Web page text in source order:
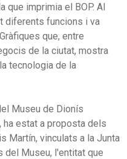
que imprimia el BOP. Al
diferents funcions i va
que, entre
de la ciutat, mostra
tecnologia de la
Museu de Dionís
ha estat a proposta dels
Martín, vinculats a la Junta
del Museu, l'entitat que